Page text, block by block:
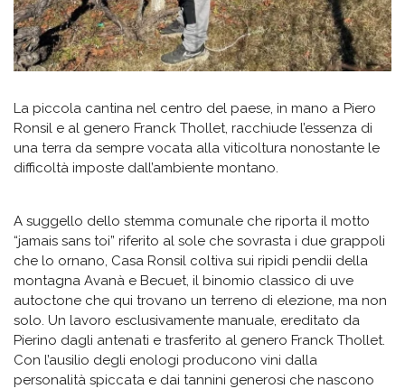
La piccola cantina nel centro del paese, in mano a Piero
Ronsil e al genero Franck Thollet, racchiude l’essenza di
una terra da sempre vocata alla viticoltura nonostante le
difficoltà imposte dall’ambiente montano.
A suggello dello stemma comunale che riporta il motto
“jamais sans toi” riferito al sole che sovrasta i due grappoli
che lo ornano, Casa Ronsil coltiva sui ripidi pendii della
montagna Avanà e Becuet, il binomio classico di uve
autoctone che qui trovano un terreno di elezione, ma non
solo. Un lavoro esclusivamente manuale, ereditato da
Pierino dagli antenati e trasferito al genero Franck Thollet.
Con l’ausilio degli enologi producono vini dalla
personalità spiccata e dai tannini generosi che nascono